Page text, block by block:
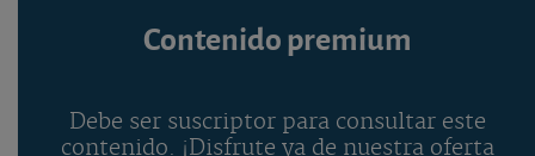
Contenido premium
Debe ser suscriptor para consultar este
contenido. ¡Disfrute ya de nuestra oferta